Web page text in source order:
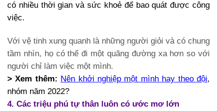
có nhiều thời gian và sức khoẻ để bao quát được công
việc.
Với vệ tinh xung quanh là những người giỏi và có chung
tầm nhìn, họ có thể đi một quãng đường xa hơn so với
người chỉ làm việc một mình.
> Xem thêm: Nên khởi nghiệp một mình hay theo đội,
nhóm năm 2022?
4. Các triệu phú tự thân luôn có ước mơ lớn